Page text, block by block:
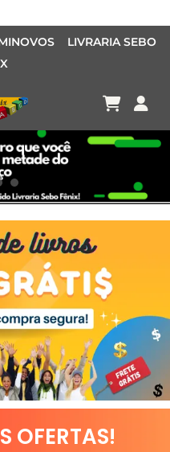
LIVRARIA SEBO
Garantido de livros Sebo Fênix!
OFERTA HISTORIAS EM QUADRINHOS
OFERTAS!